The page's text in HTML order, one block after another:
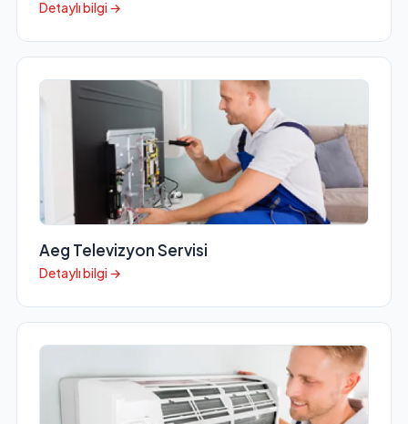
Detaylı bilgi →
Aeg Televizyon Servisi
Detaylı bilgi →